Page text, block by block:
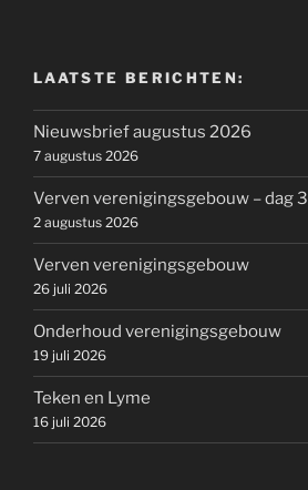
LAATSTE BERICHTEN:
Nieuwsbrief augustus 2026
7 augustus 2026
Verven verenigingsgebouw – dag 3
2 augustus 2026
Verven verenigingsgebouw
26 juli 2026
Onderhoud verenigingsgebouw
19 juli 2026
Teken en Lyme
16 juli 2026